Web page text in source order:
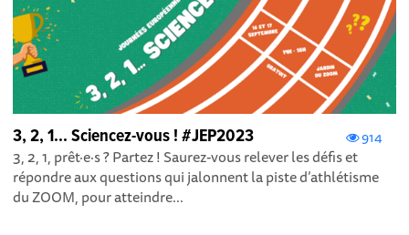
914
3, 2, 1... Sciencez-vous ! #JEP2023
3, 2, 1, prêt·e·s ? Partez ! Saurez-vous relever les défis et
répondre aux questions qui jalonnent la piste d’athlétisme
du ZOOM, pour atteindre...